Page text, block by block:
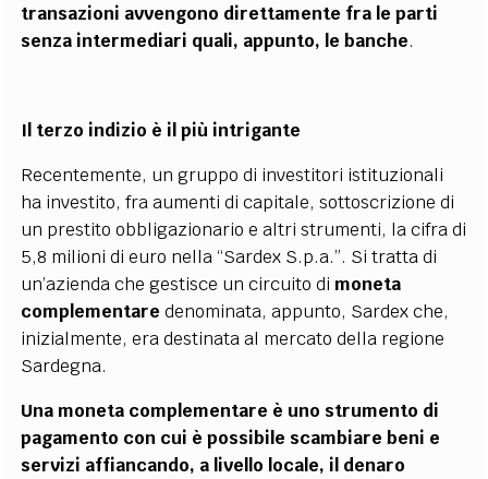
transazioni avvengono direttamente fra le parti
senza intermediari quali, appunto, le banche.
Il terzo indizio è il più intrigante
Recentemente, un gruppo di investitori istituzionali
ha investito, fra aumenti di capitale, sottoscrizione di
un prestito obbligazionario e altri strumenti, la cifra di
5,8 milioni di euro nella “Sardex S.p.a.”. Si tratta di
un’azienda che gestisce un circuito di moneta
complementare denominata, appunto, Sardex che,
inizialmente, era destinata al mercato della regione
Sardegna.
Una moneta complementare è uno strumento di
pagamento con cui è possibile scambiare beni e
servizi affiancando, a livello locale, il denaro